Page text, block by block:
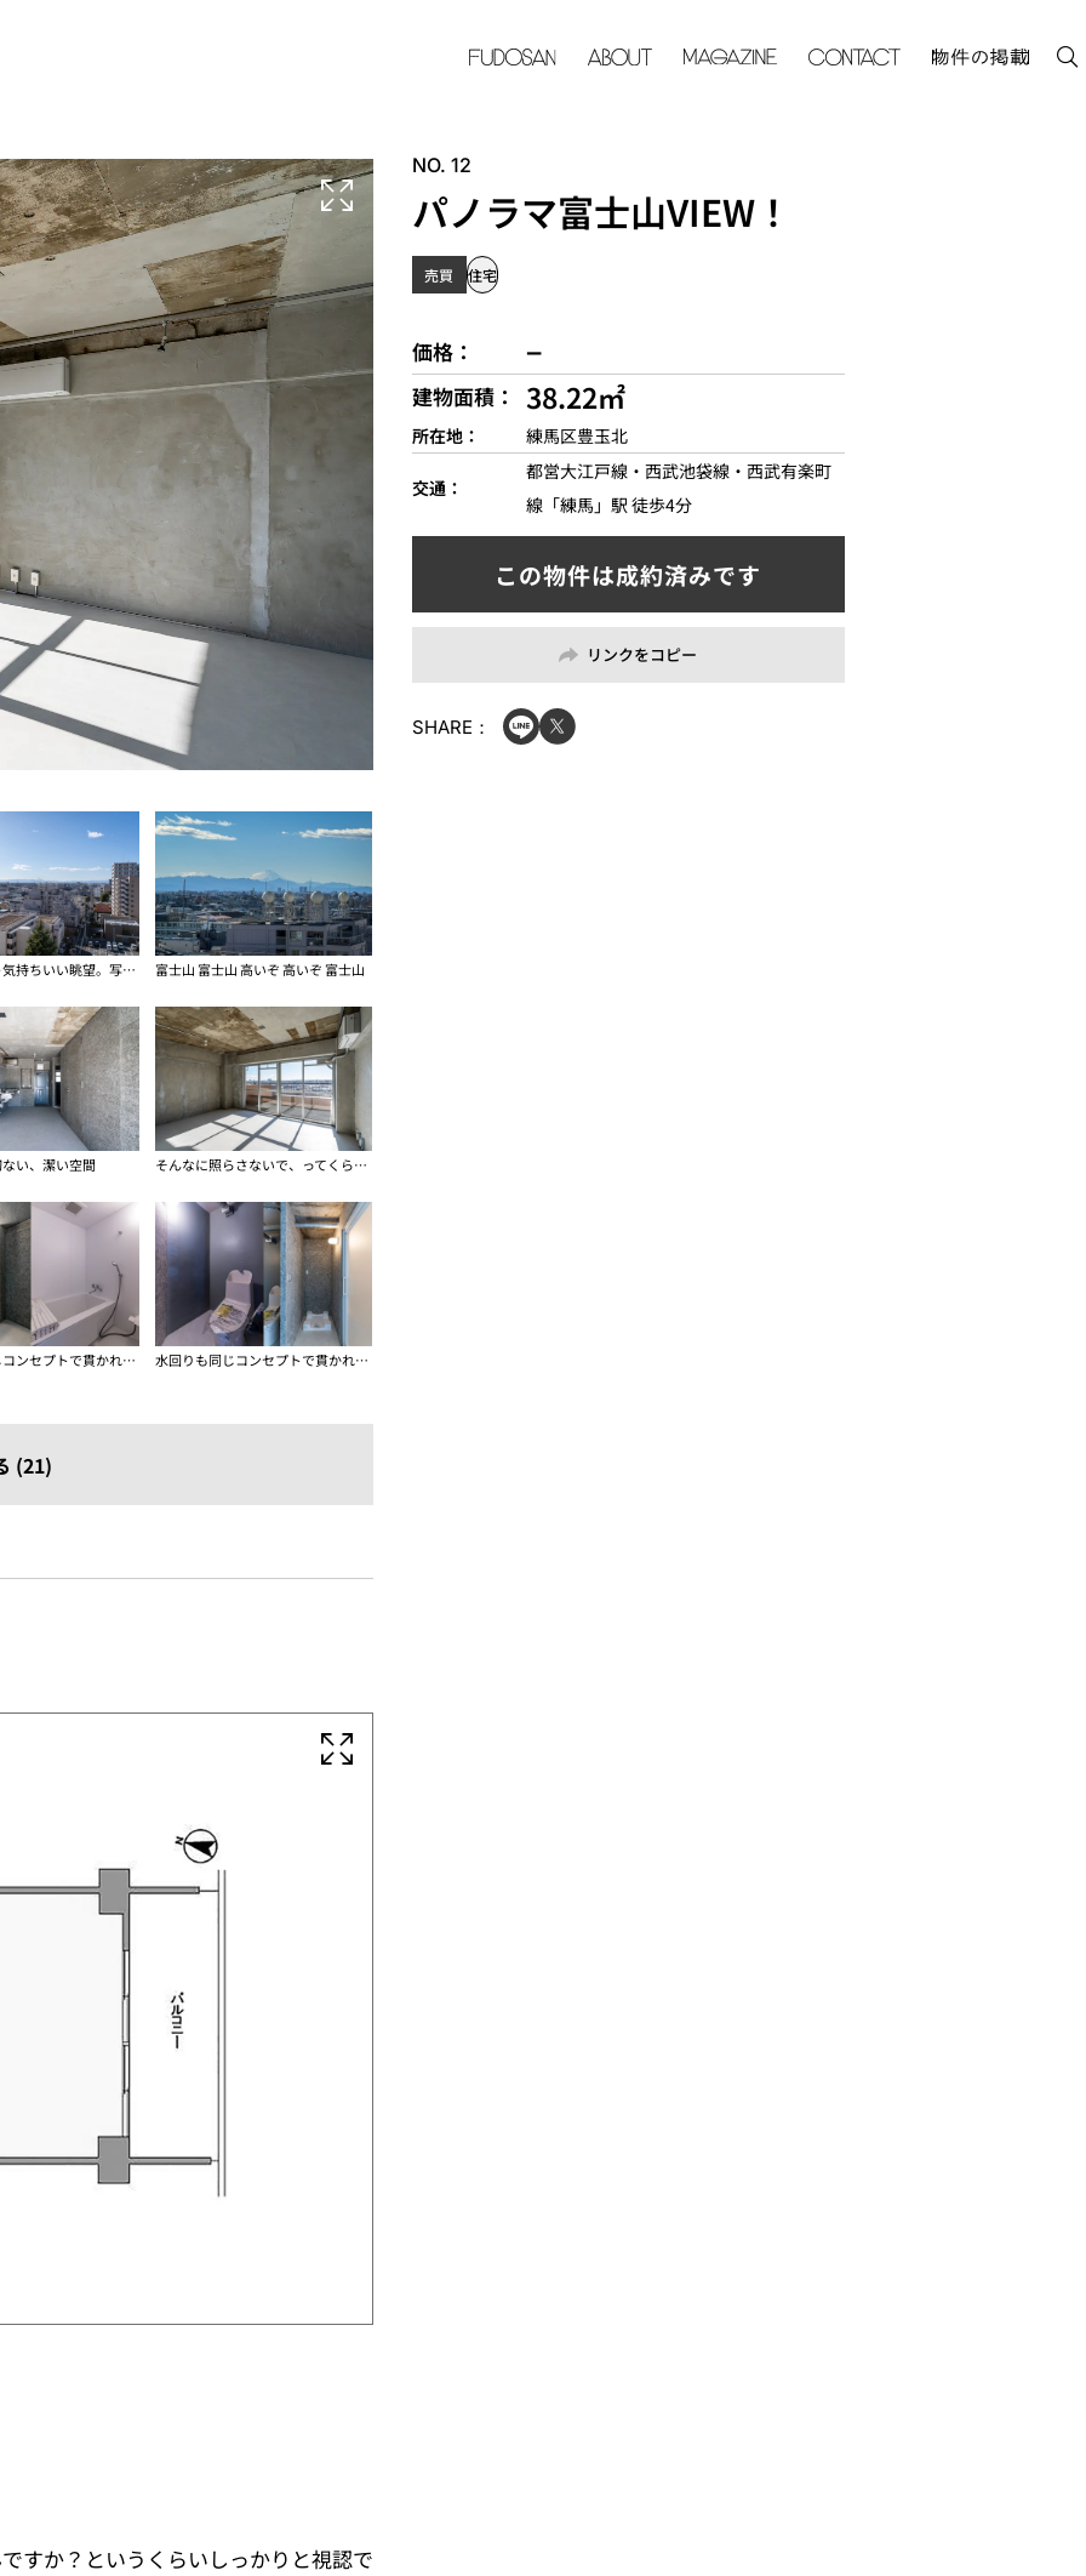
NO. 12
パノラマ富士山VIEW！
売買 住宅
めちゃくちゃ気持ちいい眺望。写真中央に富士山が見えます 富士山 富士山 高いぞ 高いぞ 富士山
い、潔い空間 そんなに照らさないで、ってくらい光が入ってきます
水回りも同じコンセプトで貫かれています 水回りも同じコンセプトで貫かれています
(21)
価格 −
建物面積 38.22㎡
所在地 練馬区豊玉北
交通
都営大江戸線・西武池袋線・西武有楽町
線「練馬」駅 徒歩4分
リンクをコピー
SHARE：
すか？というくらいしっかりと視認で